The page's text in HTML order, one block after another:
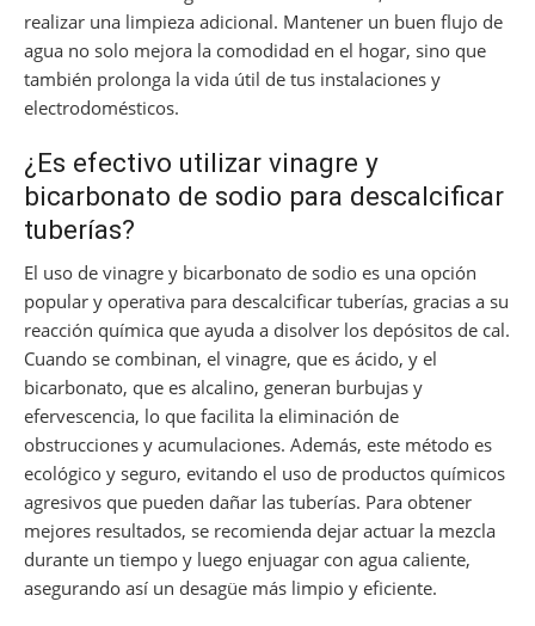
realizar una limpieza adicional. Mantener un buen flujo de
agua no solo mejora la comodidad en el hogar, sino que
también prolonga la vida útil de tus instalaciones y
electrodomésticos.
¿Es efectivo utilizar vinagre y
bicarbonato de sodio para descalcificar
tuberías?
El uso de vinagre y bicarbonato de sodio es una opción
popular y operativa para descalcificar tuberías, gracias a su
reacción química que ayuda a disolver los depósitos de cal.
Cuando se combinan, el vinagre, que es ácido, y el
bicarbonato, que es alcalino, generan burbujas y
efervescencia, lo que facilita la eliminación de
obstrucciones y acumulaciones. Además, este método es
ecológico y seguro, evitando el uso de productos químicos
agresivos que pueden dañar las tuberías. Para obtener
mejores resultados, se recomienda dejar actuar la mezcla
durante un tiempo y luego enjuagar con agua caliente,
asegurando así un desagüe más limpio y eficiente.